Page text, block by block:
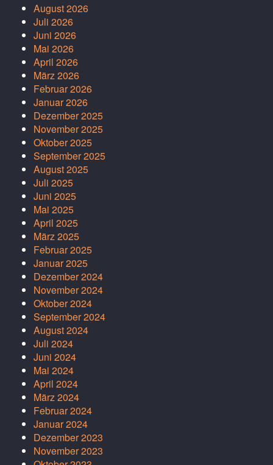
August 2026
Juli 2026
Juni 2026
Mai 2026
April 2026
März 2026
Februar 2026
Januar 2026
Dezember 2025
November 2025
Oktober 2025
September 2025
August 2025
Juli 2025
Juni 2025
Mai 2025
April 2025
März 2025
Februar 2025
Januar 2025
Dezember 2024
November 2024
Oktober 2024
September 2024
August 2024
Juli 2024
Juni 2024
Mai 2024
April 2024
März 2024
Februar 2024
Januar 2024
Dezember 2023
November 2023